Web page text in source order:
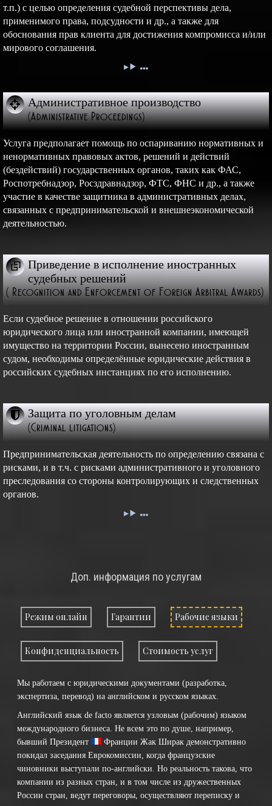
т.п.) с целью определения судебной перспективы дела,
применимого права, подсудности и др., а также для
обоснования прав клиента для достижения компромисса и/или
мирового соглашения.
Административное производство
(Administrative Proceedings)
Услуга предполагает помощь по оспариванию нормативных и
ненормативных правовых актов, решений и действий
(бездействий) государственных органов, таких как ФАС,
Роспотребнадзор, Росздравнадзор, ФТС, ФНС и др., а также
участие в качестве защитника в административных делах,
связанных с предпринимательской и внешнеэкономической
деятельностью.
Приведение в исполнение иностранных
судебных решений
( Recognition and Enforcement of Foreign Arbitral Awards)
Если судебное решение в отношении российского
юридического лица или иностранной компании, имеющей
имущество на территории России, вынесено иностранным
судом, необходимы определённые юридические действия в
российских судебных инстанциях по его исполнению.
Защита по уголовным делам
(Criminal litigations)
Предпринимательская деятельность по определению связана с
рисками, и в т.ч. с рисками административного и уголовного
преследования со стороны контролирующих и следственных
органов.
Доп. информация по услугам
Режим онлайн Гарантии Рабочие языки
Конфиденциальность Стоимость услуг
Мы работаем с юридическими документами (разработка,
экспертиза, перевод) на английском и русском языках.
Английский язык de facto является узловым (рабочим) языком
международного бизнеса. Не всем это по душе, например,
бывший Президент
Франции Жак Ширак демонстративно
покидал заседания Еврокомиссии, когда французские
чиновники выступали по-английски. Но реальность такова, что
компании из разных стран, и в том числе из дружественных
России стран, ведут переговоры, осуществляют переписку и